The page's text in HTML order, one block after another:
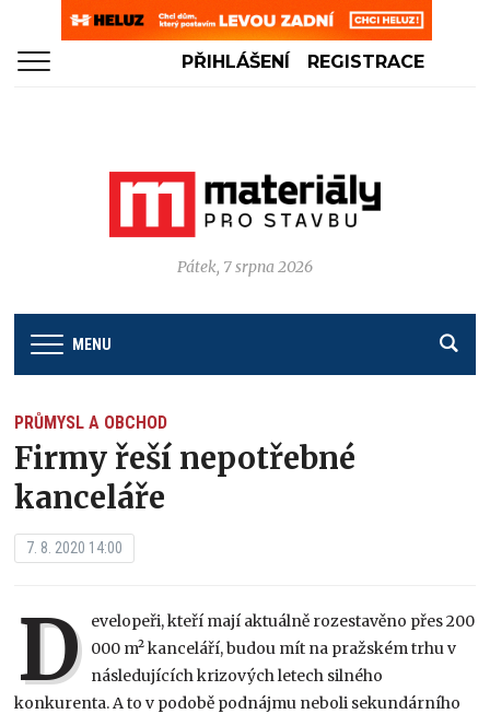
PŘIHLÁŠENÍ REGISTRACE
Pátek, 7 srpna 2026
MENU
PRŮMYSL A OBCHOD
Firmy řeší nepotřebné
kanceláře
7. 8. 2020 14:00
D evelopeři, kteří mají aktuálně rozestavěno přes 200
000 m² kanceláří, budou mít na pražském trhu v
následujících krizových letech silného
konkurenta. A to v podobě podnájmu neboli sekundárního